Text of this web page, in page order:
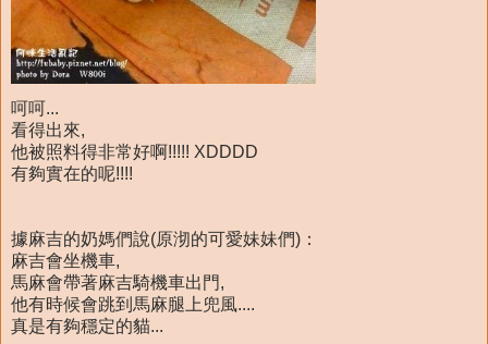
呵呵...
看得出來,
他被照料得非常好啊!!!!! XDDDD
有夠實在的呢!!!!
據麻吉的奶媽們說(原沏的可愛妹妹們)：
麻吉會坐機車,
馬麻會帶著麻吉騎機車出門,
他有時候會跳到馬麻腿上兜風....
真是有夠穩定的貓...